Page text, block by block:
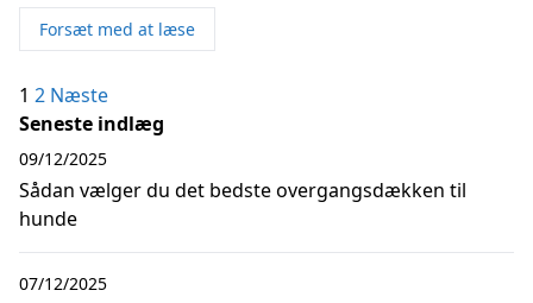
Forsæt med at læse
Indlægsinddeling
1 2 Næste
Seneste indlæg
Sådan vælger du det bedste overgangsdækken til
hunde
09/12/2025
07/12/2025